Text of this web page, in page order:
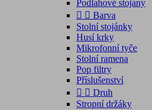
Podlahové stojany
  Barva
Stolní stojánky
Husí krky
Mikrofonní tyče
Stolní ramena
Pop filtry
Příslušenství
  Druh
Stropní držáky